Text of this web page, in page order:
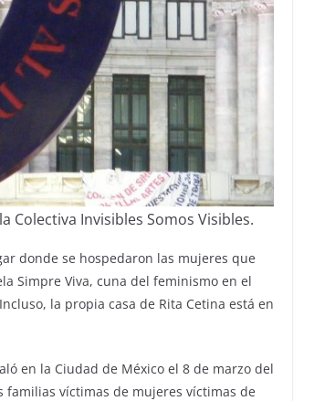
Colectiva Invisibles Somos Visibles.
donde se hospedaron las mujeres que
Simpre Viva, cuna del feminismo en el
la propia casa de Rita Cetina está en
en la Ciudad de México el 8 de marzo del
familias víctimas de mujeres víctimas de